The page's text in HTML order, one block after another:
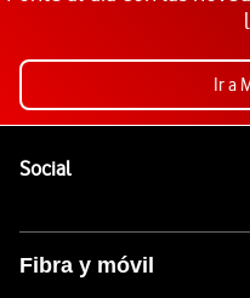
Ir a
SocialEnlaces a las redes
Fibra y móvil